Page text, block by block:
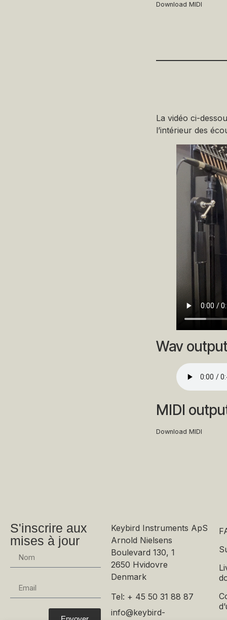
Download MIDI
La vidéo ci-
l’intérieur des
Wav
MIDI
Download MIDI
S'inscrire aux
mises à jour
Keybird Instruments ApS
Arnold Nielsens
Boulevard 130, 1
2650 Hvidovre
Denmark
Tel: + 45 50 31 88 87
info@keybird-